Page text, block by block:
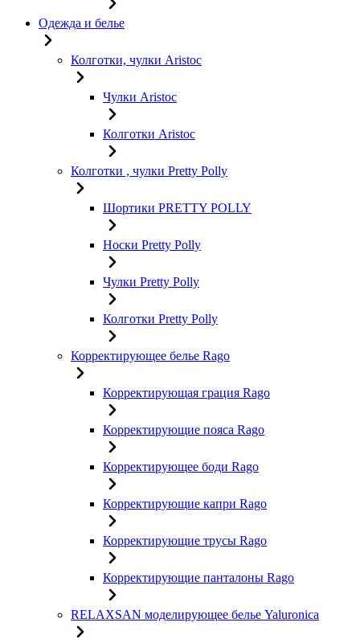
Одежда и белье
Колготки, чулки Aristoc
Чулки Aristoc
Колготки Aristoc
Колготки , чулки Pretty Polly
Шортики PRETTY POLLY
Носки Pretty Polly
Чулки Pretty Polly
Колготки Pretty Polly
Корректирующее белье Rago
Корректирующая грация Rago
Корректирующие пояса Rago
Корректирующее боди Rago
Корректирующие капри Rago
Корректирующие трусы Rago
Корректирующие панталоны Rago
RELAXSAN моделирующее белье Yaluroniсa